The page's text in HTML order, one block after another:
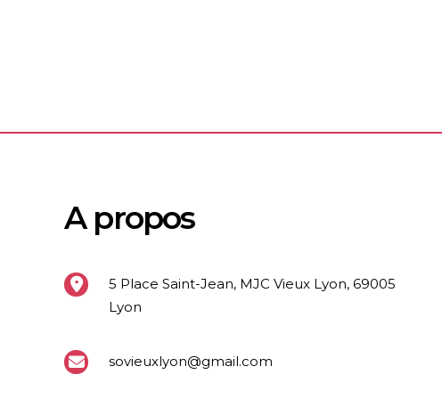
A propos
5 Place Saint-Jean, MJC Vieux Lyon, 69005
Lyon
sovieuxlyon@gmail.com